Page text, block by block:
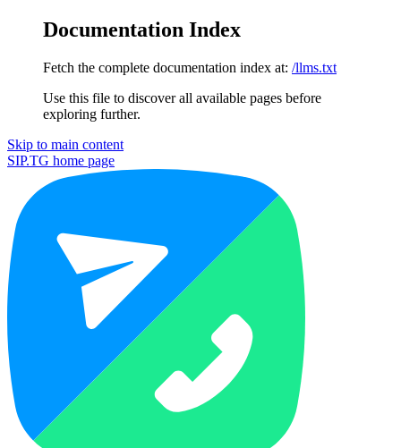
Documentation Index
Fetch the complete documentation index at: /llms.txt
Use this file to discover all available pages before
exploring further.
Skip to main content
SIP.TG home page